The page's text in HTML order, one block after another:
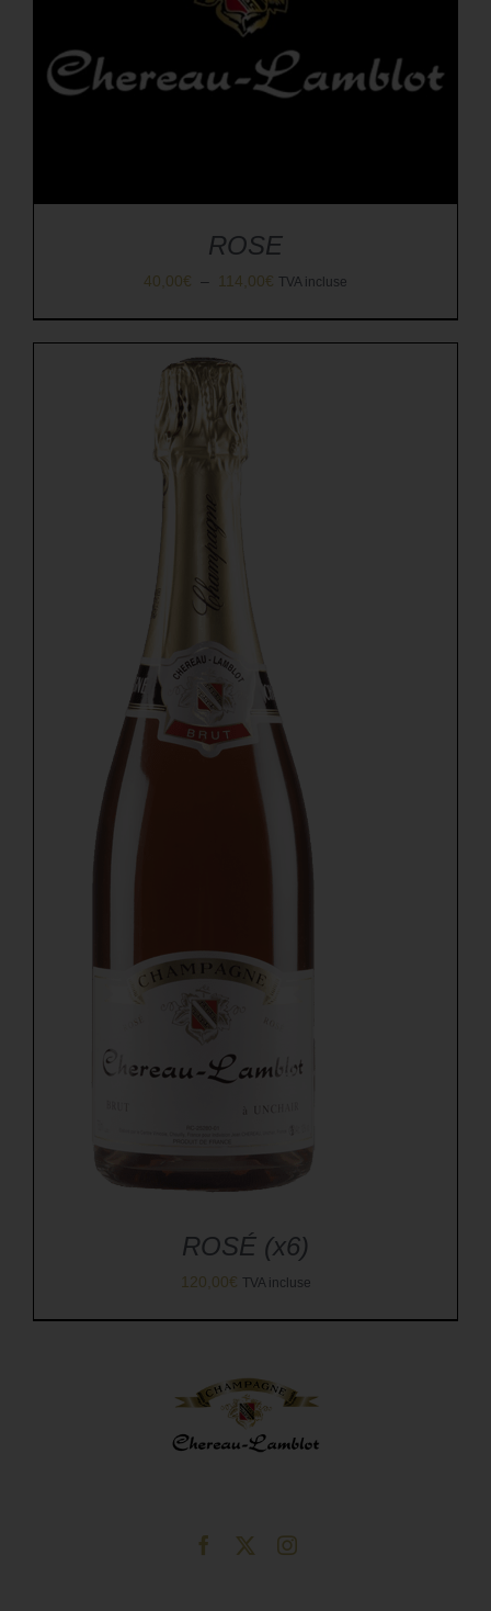
ROSE
40,00€ – 114,00€ Plage
prix :
TVA incluse
ROSÉ (x6)
120,00€ TVA incluse